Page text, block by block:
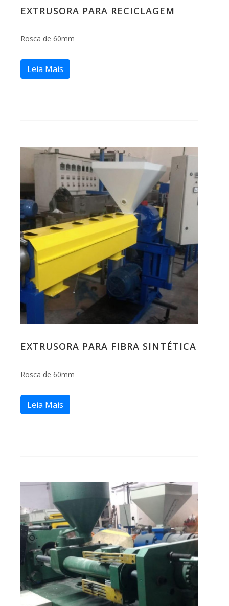
EXTRUSORA PARA RECICLAGEM
Rosca de 60mm
Leia Mais
EXTRUSORA PARA FIBRA SINTÉTICA
Rosca de 60mm
Leia Mais